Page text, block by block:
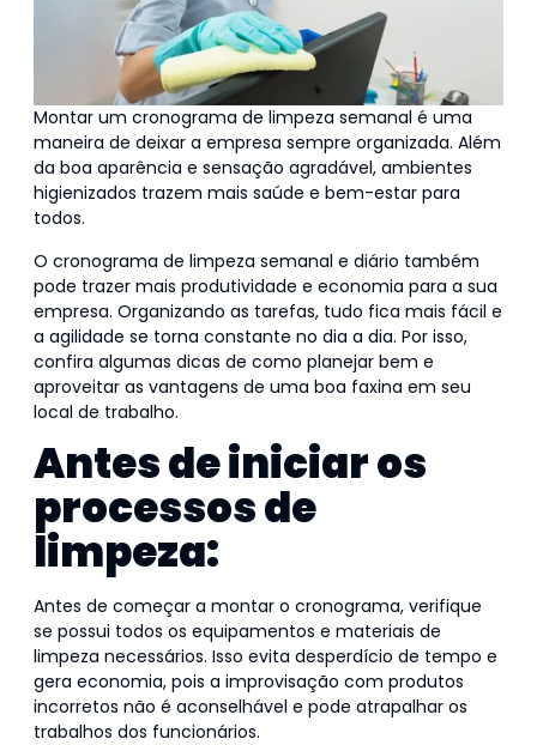
Montar um cronograma de limpeza semanal é uma
maneira de deixar a empresa sempre organizada. Além
da boa aparência e sensação agradável, ambientes
higienizados trazem mais saúde e bem-estar para
todos.
O cronograma de limpeza semanal e diário também
pode trazer mais produtividade e economia para a sua
empresa. Organizando as tarefas, tudo fica mais fácil e
a agilidade se torna constante no dia a dia. Por isso,
confira algumas dicas de como planejar bem e
aproveitar as vantagens de uma boa faxina em seu
local de trabalho.
Antes de iniciar os
processos de
limpeza:
Antes de começar a montar o cronograma, verifique
se possui todos os equipamentos e materiais de
limpeza necessários. Isso evita desperdício de tempo e
gera economia, pois a improvisação com produtos
incorretos não é aconselhável e pode atrapalhar os
trabalhos dos funcionários.